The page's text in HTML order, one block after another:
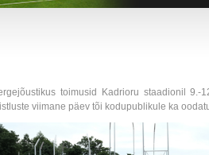
toimusid Kadrioru staadionil
viimane päev tõi kodupublikule ka